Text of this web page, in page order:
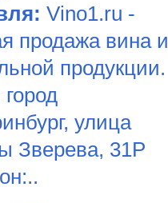
Vino1.ru -
продажа вина и
продукции.
улица
Зверева, 31Р